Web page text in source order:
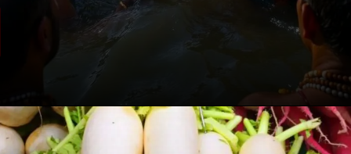
माघ महीना आयुर्वेद और ज्योतिष दोनों में बेहद
पवित्र और नियमों वाला माना गया है.